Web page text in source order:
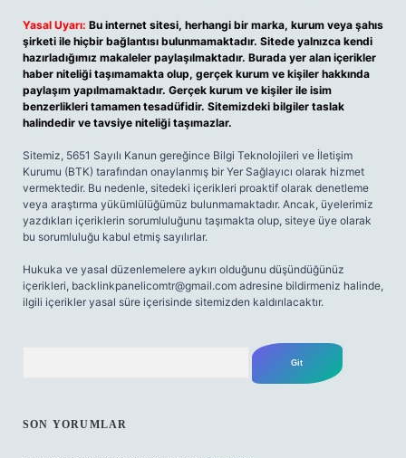
Yasal Uyarı: Bu internet sitesi, herhangi bir marka, kurum veya şahıs
şirketi ile hiçbir bağlantısı bulunmamaktadır. Sitede yalnızca kendi
hazırladığımız makaleler paylaşılmaktadır. Burada yer alan içerikler
haber niteliği taşımamakta olup, gerçek kurum ve kişiler hakkında
paylaşım yapılmamaktadır. Gerçek kurum ve kişiler ile isim
benzerlikleri tamamen tesadüfidir. Sitemizdeki bilgiler taslak
halindedir ve tavsiye niteliği taşımazlar.
Sitemiz, 5651 Sayılı Kanun gereğince Bilgi Teknolojileri ve İletişim
Kurumu (BTK) tarafından onaylanmış bir Yer Sağlayıcı olarak hizmet
vermektedir. Bu nedenle, sitedeki içerikleri proaktif olarak denetleme
veya araştırma yükümlülüğümüz bulunmamaktadır. Ancak, üyelerimiz
yazdıkları içeriklerin sorumluluğunu taşımakta olup, siteye üye olarak
bu sorumluluğu kabul etmiş sayılırlar.
Hukuka ve yasal düzenlemelere aykırı olduğunu düşündüğünüz
içerikleri, backlinkpanelicomtr@gmail.com adresine bildirmeniz halinde,
ilgili içerikler yasal süre içerisinde sitemizden kaldırılacaktır.
SON YORUMLAR